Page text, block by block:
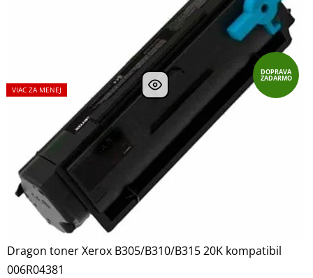
VIAC ZA MENEJ
DOPRAVA
ZADARMO
Dragon toner Xerox B305/B310/B315 20K kompatibil
006R04381